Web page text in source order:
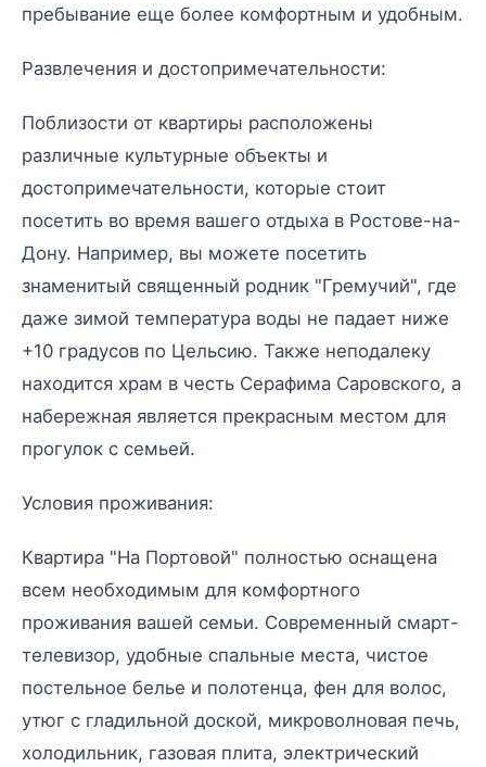
пребывание еще более комфортным и удобным.
Развлечения и достопримечательности:
Поблизости от квартиры расположены
различные культурные объекты и
достопримечательности, которые стоит
посетить во время вашего отдыха в Ростове-на-
Дону. Например, вы можете посетить
знаменитый священный родник "Гремучий", где
даже зимой температура воды не падает ниже
+10 градусов по Цельсию. Также неподалеку
находится храм в честь Серафима Саровского, а
набережная является прекрасным местом для
прогулок с семьей.
Условия проживания:
Квартира "На Портовой" полностью оснащена
всем необходимым для комфортного
проживания вашей семьи. Современный смарт-
телевизор, удобные спальные места, чистое
постельное белье и полотенца, фен для волос,
утюг с гладильной доской, микроволновая печь,
холодильник, газовая плита, электрический